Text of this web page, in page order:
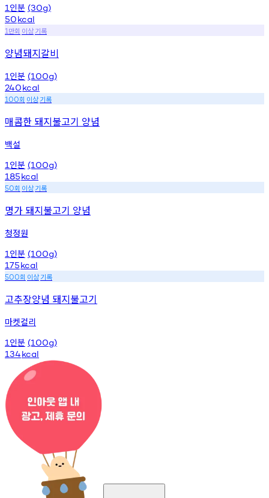
1 인분 (30g)
50kcal
1 만회 이상기록
양념돼지갈비
1 인분 (100g)
240kcal
100회 이상기록
매콤한 돼지불고기 양념
백설
1 인분 (100g)
185kcal
50회 이상기록
명가 돼지불고기 양념
청정원
1 인분 (100g)
175kcal
500회 이상기록
고추장양념 돼지불고기
마켓컬리
1 인분 (100g)
134kcal